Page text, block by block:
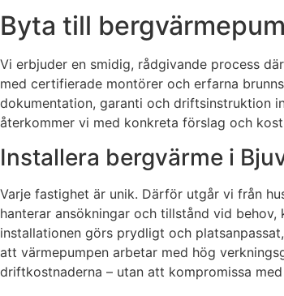
Byta till
Vi erbjuder en smidig, rådgivande process
med certifierade montörer och erfarna
dokumentation, garanti och driftsinstruktion
återkommer vi med konkreta förslag och
Installera bergvärme i
Varje fastighet är unik. Därför utgår vi från
hanterar ansökningar och tillstånd vid
installationen görs prydligt och
att värmepumpen arbetar med hög
driftkostnaderna – utan att kompromissa